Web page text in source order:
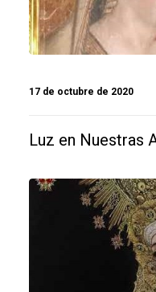
17 de octubre de 2020
Luz en Nuestras